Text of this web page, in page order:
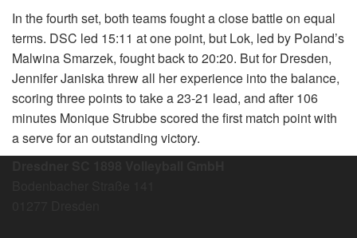
In the fourth set, both teams fought a close battle on equal
terms. DSC led 15:11 at one point, but Lok, led by Poland’s
Malwina Smarzek, fought back to 20:20. But for Dresden,
Jennifer Janiska threw all her experience into the balance,
scoring three points to take a 23-21 lead, and after 106
minutes Monique Strubbe scored the first match point with
a serve for an outstanding victory.